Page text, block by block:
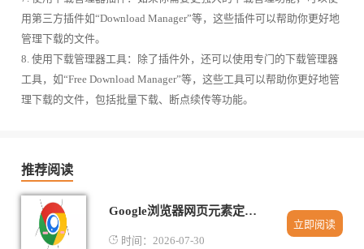
用第三方插件如“Download Manager”等，这些插件可以帮助你更好地
管理下载的文件。
8. 使用下载管理器工具：除了插件外，还可以使用专门的下载管理器
工具，如“Free Download Manager”等，这些工具可以帮助你更好地管
理下载的文件，包括批量下载、断点续传等功能。
推荐阅读
Google浏览器网页元素定位技巧分享
时间：2026-07-30
立即阅读